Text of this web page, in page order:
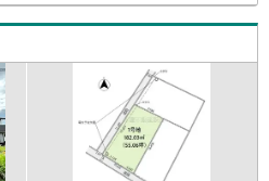
場ください。・営業時間 午前9時00
休日:水曜日）この時間帯はお電話で
ーズにご案内できます。右下の電話
くはお気軽にお電話ください。